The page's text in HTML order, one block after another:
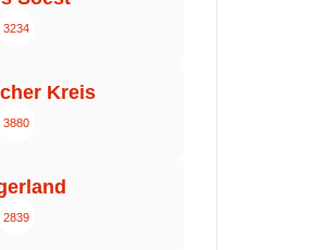
3234
Kreis
3880
2839